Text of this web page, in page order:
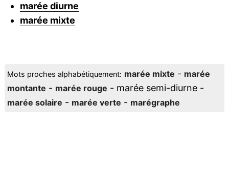
marée diurne
marée mixte
Mots proches alphabétiquement: marée mixte - marée
montante - marée rouge - marée semi-diurne -
marée solaire - marée verte - marégraphe